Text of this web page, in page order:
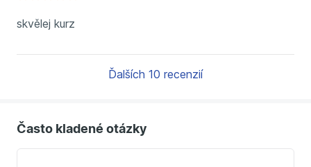
skvělej kurz
Ďalších 10 recenzií
Často kladené otázky